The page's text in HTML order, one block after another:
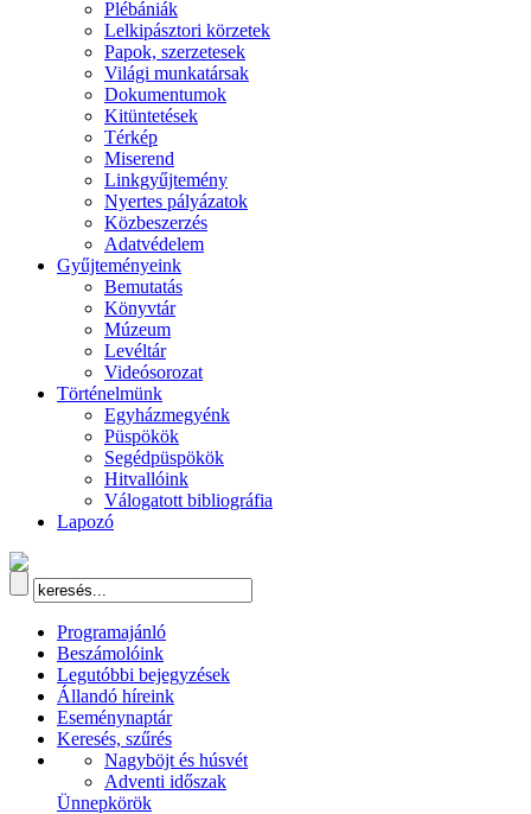
Plébániák
Lelkipásztori körzetek
Papok, szerzetesek
Világi munkatársak
Dokumentumok
Kitüntetések
Térkép
Miserend
Linkgyűjtemény
Nyertes pályázatok
Közbeszerzés
Adatvédelem
Gyűjteményeink
Bemutatás
Könyvtár
Múzeum
Levéltár
Videósorozat
Történelmünk
Egyházmegyénk
Püspökök
Segédpüspökök
Hitvallóink
Válogatott bibliográfia
Lapozó
Programajánló
Beszámolóink
Legutóbbi bejegyzések
Állandó híreink
Eseménynaptár
Keresés, szűrés
Nagyböjt és húsvét
Adventi időszak
Ünnepkörök